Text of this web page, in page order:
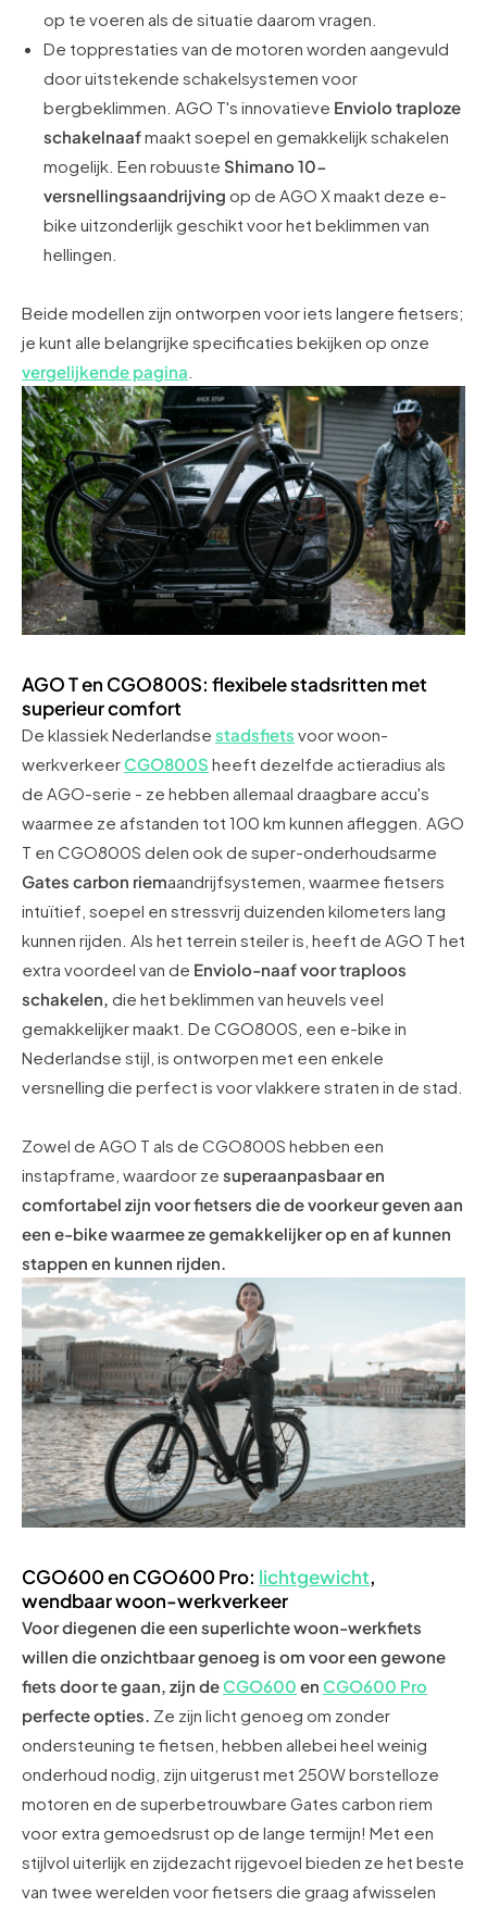
op te voeren als de situatie daarom vragen.
De topprestaties van de motoren worden aangevuld
door uitstekende schakelsystemen voor
bergbeklimmen. AGO T's innovatieve Enviolo traploze
schakelnaafmaakt soepel en gemakkelijk schakelen
mogelijk. Een robuuste Shimano 10-
versnellingsaandrijving op de AGO X maakt deze e-
bike uitzonderlijk geschikt voor het beklimmen van
hellingen.
Beide modellen zijn ontworpen voor iets langere fietsers;
je kunt alle belangrijke specificaties bekijken op onze
vergelijkende pagina
AGO T en CGO800S: flexibele stadsritten met
superieur comfort
De klassiek Nederlandse stadsfiets voor woon-
werkverkeerCGO800S heeft dezelfde actieradius als
de AGO-serie - ze hebben allemaal draagbare accu's
waarmee ze afstanden tot 100 km kunnen afleggen. AGO
T en CGO800S delen ook de super-onderhoudsarme
Gates carbon riemaandrijfsystemen, waarmee fietsers
intuïtief, soepel en stressvrij duizenden kilometers lang
kunnen rijden. Als het terrein steiler is, heeft de AGO T het
extra voordeel van de Enviolo-naaf voor traploos
schakelen, die het beklimmen van heuvels veel
gemakkelijker maakt. De CGO800S, een e-bike in
Nederlandse stijl, is ontworpen met een enkele
versnelling die perfect is voor vlakkere straten in de stad.
Zowel de AGO T als de CGO800S hebben een
instapframe, waardoor ze superaanpasbaar en
comfortabel zijn voor fietsers die de voorkeur geven aan
een e-bike waarmee ze gemakkelijker op en af kunnen
stappen en kunnen rijden.
CGO600 en CGO600 Pro: lichtgewicht,
wendbaar woon-werkverkeer
Voor diegenen die een superlichte woon-werkfiets
willen die onzichtbaar genoeg is om voor een gewone
fiets door te gaan, zijn deCGO600 en CGO600 Pro
perfecte opties. Ze zijn licht genoeg om zonder
ondersteuning te fietsen, hebben allebei heel weinig
onderhoud nodig, zijn uitgerust met 250W borstelloze
motoren en de superbetrouwbare Gates carbon riem
voor extra gemoedsrust op de lange termijn! Met een
stijlvol uiterlijk en zijdezacht rijgevoel bieden ze het beste
van twee werelden voor fietsers die graag afwisselen